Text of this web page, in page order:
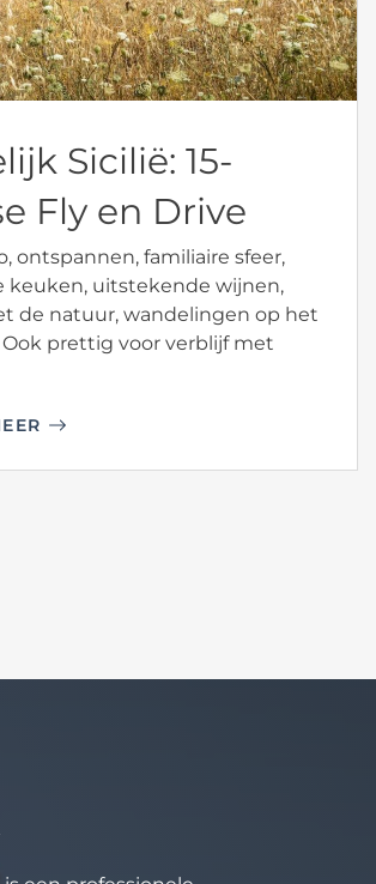
Sicilië: 15-
Fly en Drive
ontspannen, familiaire sfeer,
keuken, uitstekende wijnen,
de natuur, wandelingen op het
prettig voor verblijf met